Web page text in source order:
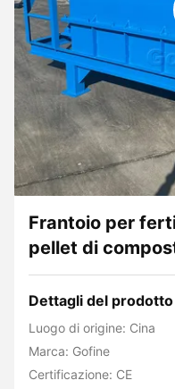
Frantoio per
pellet di
Dettagli del prodotto
Luogo di origine: Cina
Marca: Gofine
Certificazione: CE